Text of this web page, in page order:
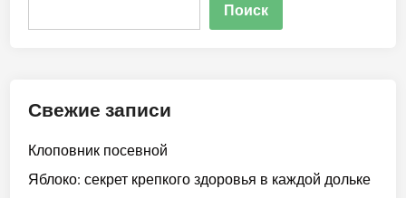
Поиск
Свежие записи
Клоповник посевной
Яблоко: секрет крепкого здоровья в каждой дольке